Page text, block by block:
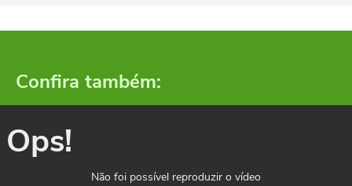
Confira também:
Ops!
Não foi possível reproduzir o vídeo